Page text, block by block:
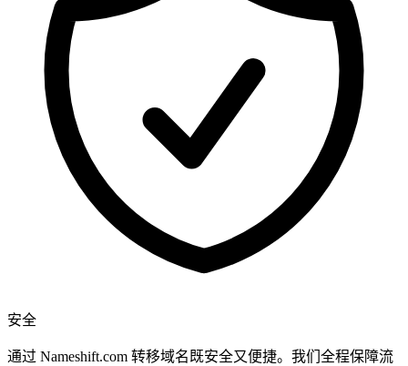
安全
通过 Nameshift.com 转移域名既安全又便捷。我们全程保障流